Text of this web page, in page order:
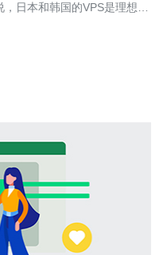
日本和韩国的VPS是理想的